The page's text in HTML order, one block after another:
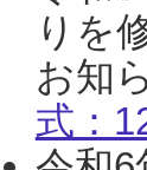
りを
お知
式：